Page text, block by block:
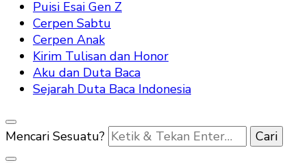
Puisi Esai Gen Z
Cerpen Sabtu
Cerpen Anak
Kirim Tulisan dan Honor
Aku dan Duta Baca
Sejarah Duta Baca Indonesia
Mencari Sesuatu?